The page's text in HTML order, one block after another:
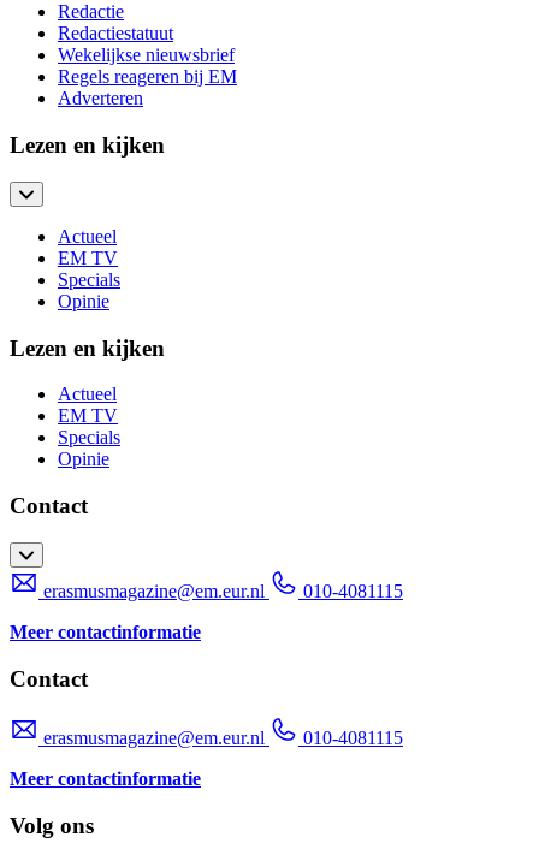
Redactie
Redactiestatuut
Wekelijkse nieuwsbrief
Regels reageren bij EM
Adverteren
Lezen en kijken
Actueel
EM TV
Specials
Opinie
Lezen en kijken
Actueel
EM TV
Specials
Opinie
Contact
erasmusmagazine@em.eur.nl
010-4081115
Meer contactinformatie
Contact
erasmusmagazine@em.eur.nl
010-4081115
Meer contactinformatie
Volg ons